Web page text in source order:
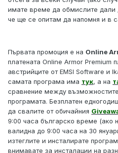
имате време да обмислите дали
че ще се опитам да напомня и в
Първата промоция е на Online
платената Online Armor Premium
австрийците от EMSI Software и
самата програма има тук, a на
сравнение между
програмата. Безплатен
да свалите от обичайния
9:00 часа българско време (ако
валидна до 9:00 часа на 30
изтеглите и инсталирате
внимавате за инсталации на